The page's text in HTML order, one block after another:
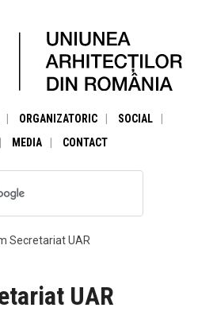
ORGANIZATORIC
SOCIAL
MEDIA CONTACT
Secretariat UAR
UAR